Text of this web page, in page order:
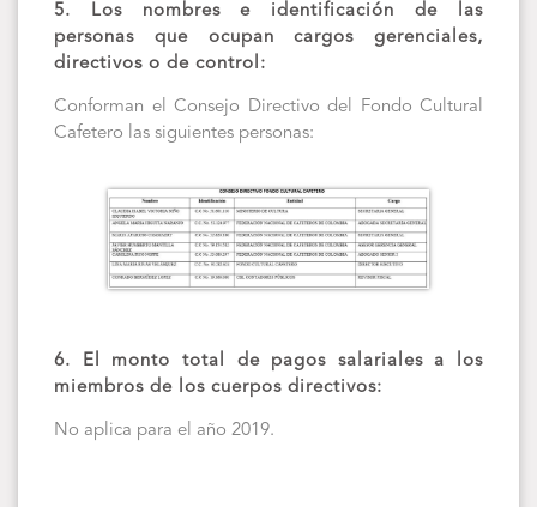
5. Los nombres e identificación de las
personas que ocupan cargos gerenciales,
directivos o de control:
Conforman el Consejo Directivo del Fondo Cultural
Cafetero las siguientes personas:
6. El monto total de pagos salariales a los
miembros de los cuerpos directivos:
No aplica para el año 2019.